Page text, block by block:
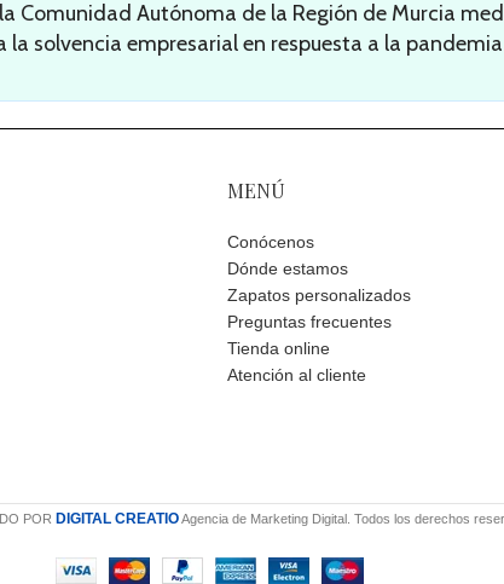
Comunidad Autónoma de la Región de Murcia
la solvencia empresarial en respuesta a la
MENÚ
Conócenos
Dónde estamos
Zapatos personalizados
Preguntas frecuentes
Tienda online
Atención al cliente
POR DIGITAL CREATIOAgencia de Marketing Digital. Todos los derechos